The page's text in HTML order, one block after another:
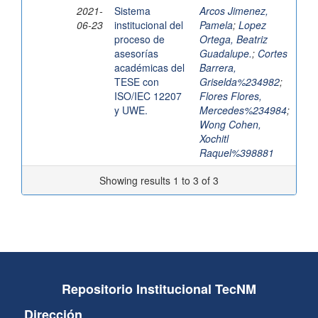
2021-
06-23
Sistema
institucional del
proceso de
asesorías
académicas del
TESE con
ISO/IEC 12207
y UWE.
Arcos Jimenez,
Pamela; Lopez
Ortega, Beatriz
Guadalupe.; Cortes
Barrera,
Griselda%234982;
Flores Flores,
Mercedes%234984;
Wong Cohen,
Xochitl
Raquel%398881
Showing results 1 to 3 of 3
Repositorio Institucional TecNM